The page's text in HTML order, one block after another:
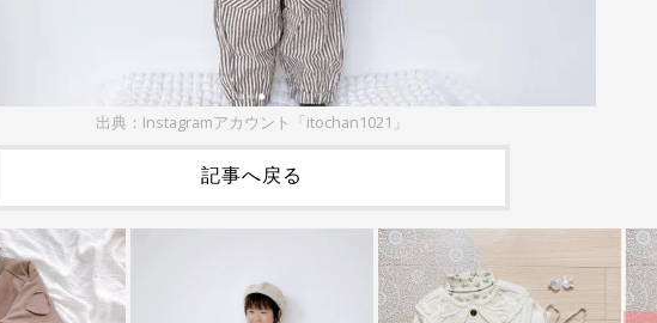
出典：Instagramアカウント「itochan1021」
記事へ戻る